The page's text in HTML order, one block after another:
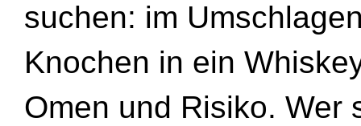
suchen: im
Knochen in ein
Omen und Risiko. Wer